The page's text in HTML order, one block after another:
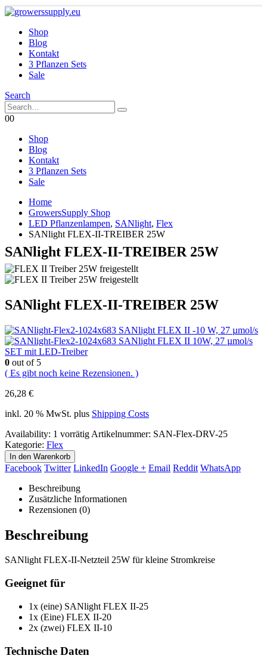
Shop
Blog
Kontakt
3 Pflanzen Sets
Sale
Search
00
Shop
Blog
Kontakt
3 Pflanzen Sets
Sale
Home
GrowersSupply Shop
LED Pflanzenlampen, SANlight, Flex
SANlight FLEX-II-TREIBER 25W
SANlight FLEX-II-TREIBER 25W
SANlight FLEX-II-TREIBER 25W
SANlight FLEX II -10 W, 27 µmol/s
SANlight FLEX II 10W, 27 µmol/s
SET mit LED-Treiber
0 out of 5
( Es gibt noch keine Rezensionen. )
26,28 €
inkl. 20 % MwSt. plus Shipping Costs
Availability: 1 vorrätig Artikelnummer: SAN-Flex-DRV-25
Kategorie: Flex
In den Warenkorb
Facebook Twitter LinkedIn Google + Email Reddit WhatsApp
Beschreibung
Zusätzliche Informationen
Rezensionen (0)
Beschreibung
SANlight FLEX-II-Netzteil 25W für kleine Stromkreise
Geeignet für
1x (eine) SANlight FLEX II-25
1x (Eine) FLEX II-20
2x (zwei) FLEX II-10
Technische Daten